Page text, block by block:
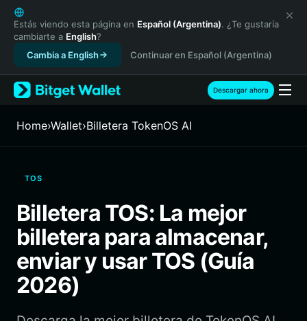
English
日本語
Tiếng Việt
Русский
Español (Latinoamérica)
Türkçe
Français
繁體中文
Bahasa Indonesia
ภาษาไทย
Español
Português (Brasil)
Estás viendo esta página en Español (Argentina). ¿Te gustaría
cambiarte a English?
Cambia a English
Continuar en Español (Argentina)
Descargar ahora
Home›Wallet›Billetera TokenOS AI
TOS
Billetera TOS: La mejor
billetera para almacenar,
enviar y usar TOS (Guía
2026)